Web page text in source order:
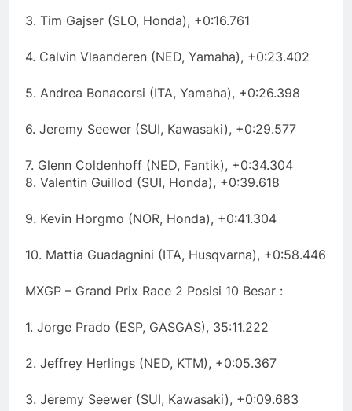
3. Tim Gajser (SLO, Honda), +0:16.761
4. Calvin Vlaanderen (NED, Yamaha), +0:23.402
5. Andrea Bonacorsi (ITA, Yamaha), +0:26.398
6. Jeremy Seewer (SUI, Kawasaki), +0:29.577
7. Glenn Coldenhoff (NED, Fantik), +0:34.304
8. Valentin Guillod (SUI, Honda), +0:39.618
9. Kevin Horgmo (NOR, Honda), +0:41.304
10. Mattia Guadagnini (ITA, Husqvarna), +0:58.446
MXGP – Grand Prix Race 2 Posisi 10 Besar :
1. Jorge Prado (ESP, GASGAS), 35:11.222
2. Jeffrey Herlings (NED, KTM), +0:05.367
3. Jeremy Seewer (SUI, Kawasaki), +0:09.683